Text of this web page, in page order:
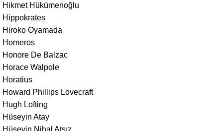
Hikmet Hükümenoğlu
Hippokrates
Hiroko Oyamada
Homeros
Honore De Balzac
Horace Walpole
Horatius
Howard Phillips Lovecraft
Hugh Lofting
Hüseyin Atay
Hüseyin Nihal Atsız